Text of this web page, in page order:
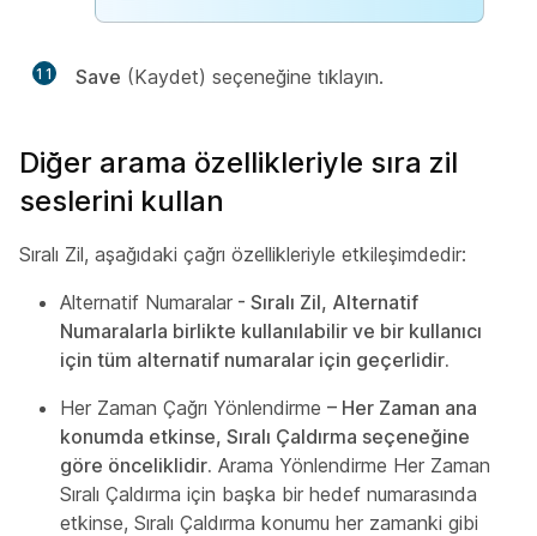
11 Save (Kaydet) seçeneğine tıklayın.
Diğer arama özellikleriyle sıra zil
seslerini kullan
Sıralı Zil, aşağıdaki çağrı özellikleriyle etkileşimdedir:
Alternatif Numaralar - Sıralı Zil, Alternatif
Numaralarla birlikte kullanılabilir ve bir kullanıcı
için tüm alternatif numaralar için geçerlidir.
Her Zaman Çağrı Yönlendirme – Her Zaman ana
konumda etkinse, Sıralı Çaldırma seçeneğine
göre önceliklidir. Arama Yönlendirme Her Zaman
Sıralı Çaldırma için başka bir hedef numarasında
etkinse, Sıralı Çaldırma konumu her zamanki gibi